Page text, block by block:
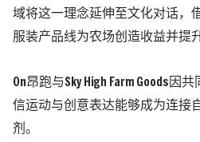
域将这一理念延伸至文化对话，
服装产品线为农场创造收益并提
On昂跑与Sky High Farm Goods因
信运动与创意表达能够成为连接
剂。